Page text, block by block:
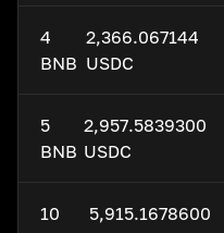
4
BNB
2,366.067144
USDC
5
BNB
2,957.5839300
USDC
10
5,915.1678600